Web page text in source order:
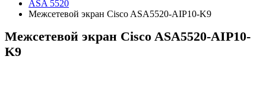
ASA 5520
Межсетевой экран Cisco ASA5520-AIP10-K9
Межсетевой экран Cisco ASA5520-AIP10-
K9